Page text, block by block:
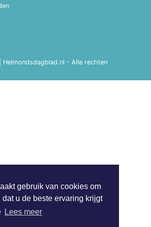
gebruik van cookies om
dat u de beste ervaring krijgt
Lees meer
- Alle rechten